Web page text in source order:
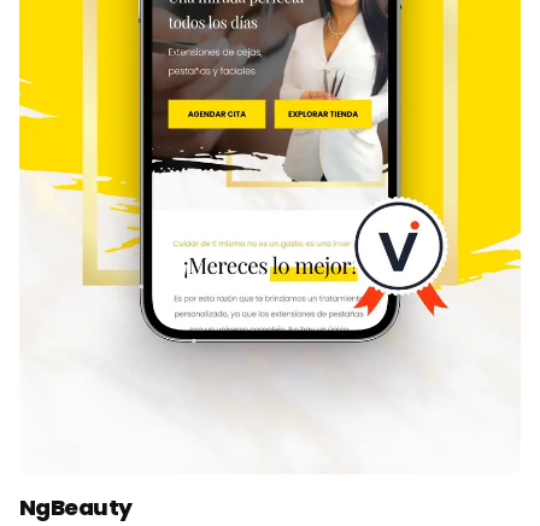
NgBeauty